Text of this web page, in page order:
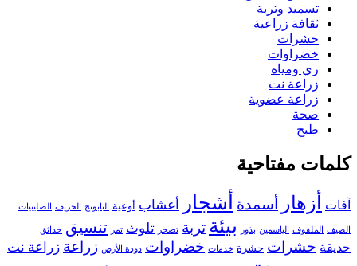
تسميد وتربة
ثقافة زراعية
حشرات
خضراوات
ري ومياه
زراعة نت
زراعة عضوية
صحة
طبخ
كلمات مفتاحية
آفات أزهار أسمدة أشجار أعشاب أوعية البابونج الخريف الصليبيات
الصيف الملفوف الياسمين بذور بيئة تربة تصحر تلوث تمر تنسيق حدائق
حديقة حشرات حشرة خدمات خضراوات دودة الأرض زراعة زراعة نت